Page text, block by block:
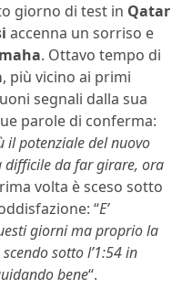
giorno di test in Qatar
accenna un sorriso e
. Ottavo tempo di
, più vicino ai primi
segnali dalla sua
parole di conferma:
il potenziale del nuovo
difficile da far girare, ora
volta è sceso sotto
“E’
giorni ma proprio la
sotto l’1:54 in
bene“.